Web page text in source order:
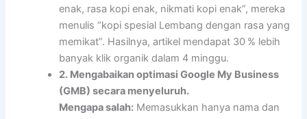
enak, rasa kopi enak, nikmati kopi enak”, mereka
menulis “kopi spesial Lembang dengan rasa yang
memikat”. Hasilnya, artikel mendapat 30 % lebih
banyak klik organik dalam 4 minggu.
2. Mengabaikan optimasi Google My Business
(GMB) secara menyeluruh.
Mengapa salah: Memasukkan hanya nama dan